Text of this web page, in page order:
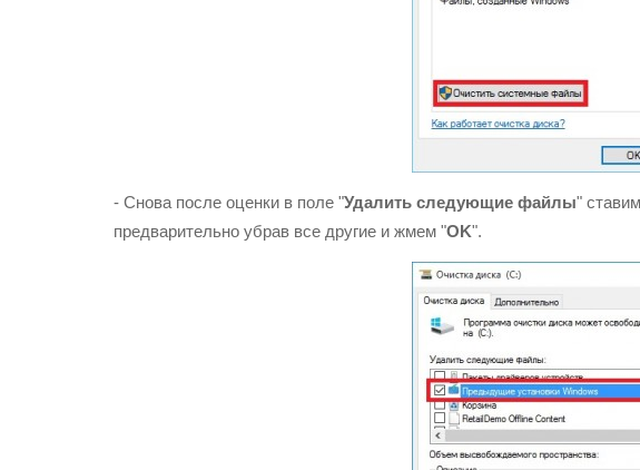
- Снова после оценки в поле "Удалить следующие файлы"
предварительно убрав все другие и жмем "OK".